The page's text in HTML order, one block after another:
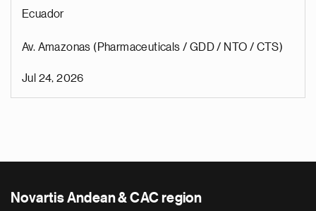
Ecuador
Av. Amazonas (Pharmaceuticals / GDD / NTO / CTS)
Jul 24, 2026
Novartis Andean & CAC region